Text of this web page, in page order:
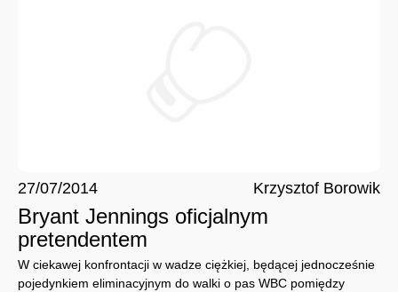
27/07/2014 Krzysztof Borowik
Bryant Jennings oficjalnym
pretendentem
W ciekawej konfrontacji w wadze ciężkiej, będącej jednocześnie
pojedynkiem eliminacyjnym do walki o pas WBC pomiędzy